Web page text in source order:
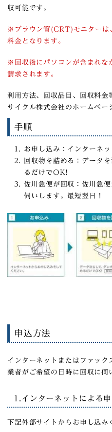
収可能です。
※ブラウン管(CRT)モニターは
料⾦となります。
※回収後にパソコンが含まれな
請求されます。
利⽤⽅法、回収品目、回収料⾦
サイクル株式会社のホームペー
手順
お申し込み：インターネ
回収物を詰める：データ
るだけでOK!
佐川急便が回収：佐川急
伺いします。最短翌日！
申込⽅法
インターネットまたはファック
業者がご希望の⽇時に回収に伺
1.インターネットによる
下記外部サイトからお申し込み